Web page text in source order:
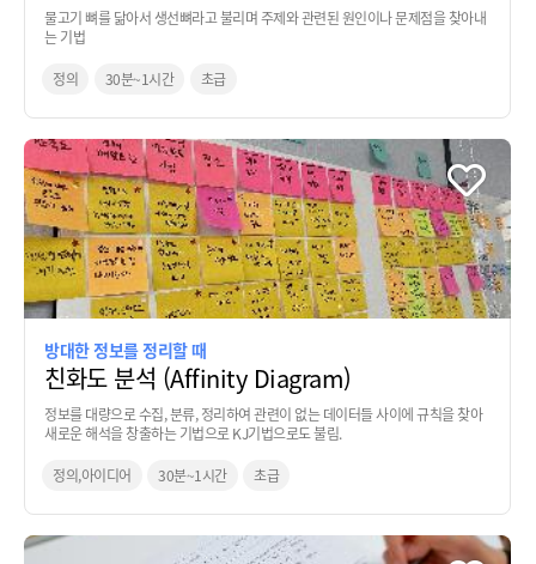
물고기 뼈를 닮아서 생선뼈라고 불리며 주제와 관련된 원인이나 문제점을 찾아내
는 기법
정의 30분~1시간 초급
방대한 정보를 정리할 때
친화도 분석 (Affinity Diagram)
정보를 대량으로 수집, 분류, 정리하여 관련이 없는 데이터들 사이에 규칙을 찾아
새로운 해석을 창출하는 기법으로 KJ기법으로도 불림.
정의,아이디어 30분~1시간 초급